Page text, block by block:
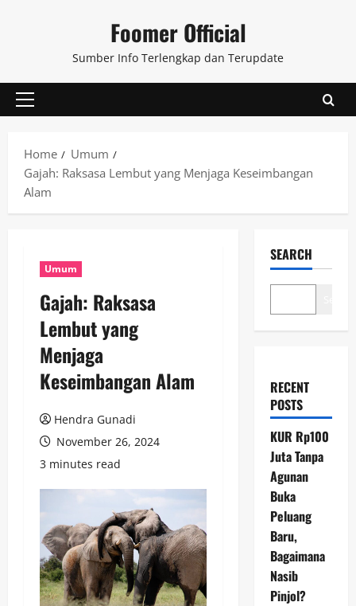
Foomer Official
Sumber Info Terlengkap dan Terupdate
Primary
Home
Umum
Gajah: Raksasa Lembut yang Menjaga Keseimbangan
Alam
Umum
Gajah: Raksasa
Lembut yang
Menjaga
Keseimbangan Alam
Hendra Gunadi
November 26, 2024
3 minutes read
SEARCH
RECENT
POSTS
KUR Rp100
Juta Tanpa
Agunan
Buka
Peluang
Baru,
Bagaimana
Nasib
Pinjol?